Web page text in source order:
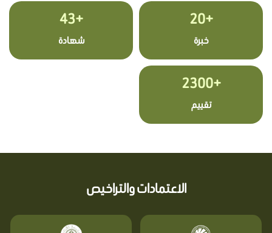
+20
خبرة
+43
شهادة
+2300
تقييم
الاعتمادات والتراخيص